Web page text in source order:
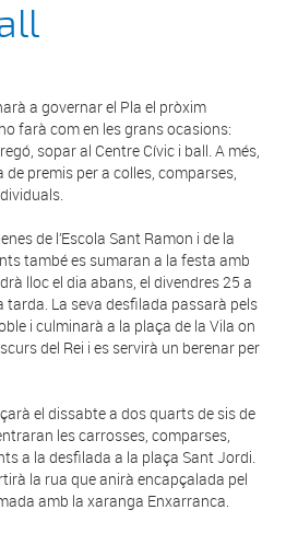
a governar el Pla el pròxim
farà com en les grans ocasions:
sopar al Centre Cívic i ball. A més,
premis per a colles, comparses,
de l’Escola Sant Ramon i de la
també es sumaran a la festa amb
lloc el dia abans, el divendres 25 a
tarda. La seva desfilada passarà pels
i culminarà a la plaça de la Vila on
del Rei i es servirà un berenar per
el dissabte a dos quarts de sis de
les carrosses, comparses,
a la desfilada a la plaça Sant Jordi.
la rua que anirà encapçalada pel
amb la xaranga Enxarranca.